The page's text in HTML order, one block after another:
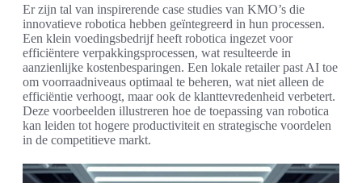
Er zijn tal van inspirerende case studies van KMO’s die
innovatieve robotica hebben geïntegreerd in hun processen.
Een klein voedingsbedrijf heeft robotica ingezet voor
efficiëntere verpakkingsprocessen, wat resulteerde in
aanzienlijke kostenbesparingen. Een lokale retailer past AI toe
om voorraadniveaus optimaal te beheren, wat niet alleen de
efficiëntie verhoogt, maar ook de klanttevredenheid verbetert.
Deze voorbeelden illustreren hoe de toepassing van robotica
kan leiden tot hogere productiviteit en strategische voordelen
in de competitieve markt.